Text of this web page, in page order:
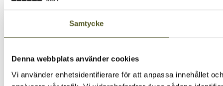
Samtycke
Denna webbplats använder cookies
Vi använder enhetsidentifierare för att anpassa innehållet